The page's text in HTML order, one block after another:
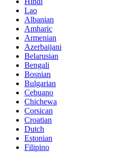
Lao
Albanian
Amharic
Armenian
Azerbaijani
Belarusian
Bengali
Bosnian
Bulgarian
Cebuano
Chichewa
Corsican
Croatian
Dutch
Estonian
Filipino